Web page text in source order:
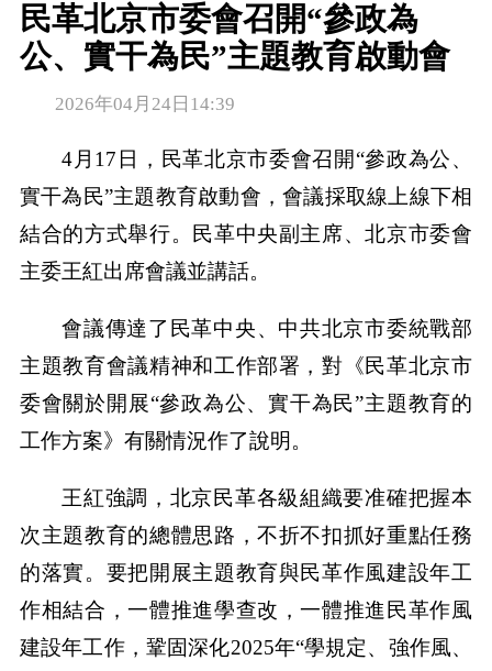
民革北京市委會召開“參政為
公、實干為民”主題教育啟動會
2026年04月24日14:39
4月17日，民革北京市委會召開“參政為公、
實干為民”主題教育啟動會，會議採取線上線下相
結合的方式舉行。民革中央副主席、北京市委會
主委王紅出席會議並講話。
會議傳達了民革中央、中共北京市委統戰部
主題教育會議精神和工作部署，對《民革北京市
委會關於開展“參政為公、實干為民”主題教育的
工作方案》有關情況作了說明。
王紅強調，北京民革各級組織要准確把握本
次主題教育的總體思路，不折不扣抓好重點任務
的落實。要把開展主題教育與民革作風建設年工
作相結合，一體推進學查改，一體推進民革作風
建設年工作，鞏固深化2025年“學規定、強作風、